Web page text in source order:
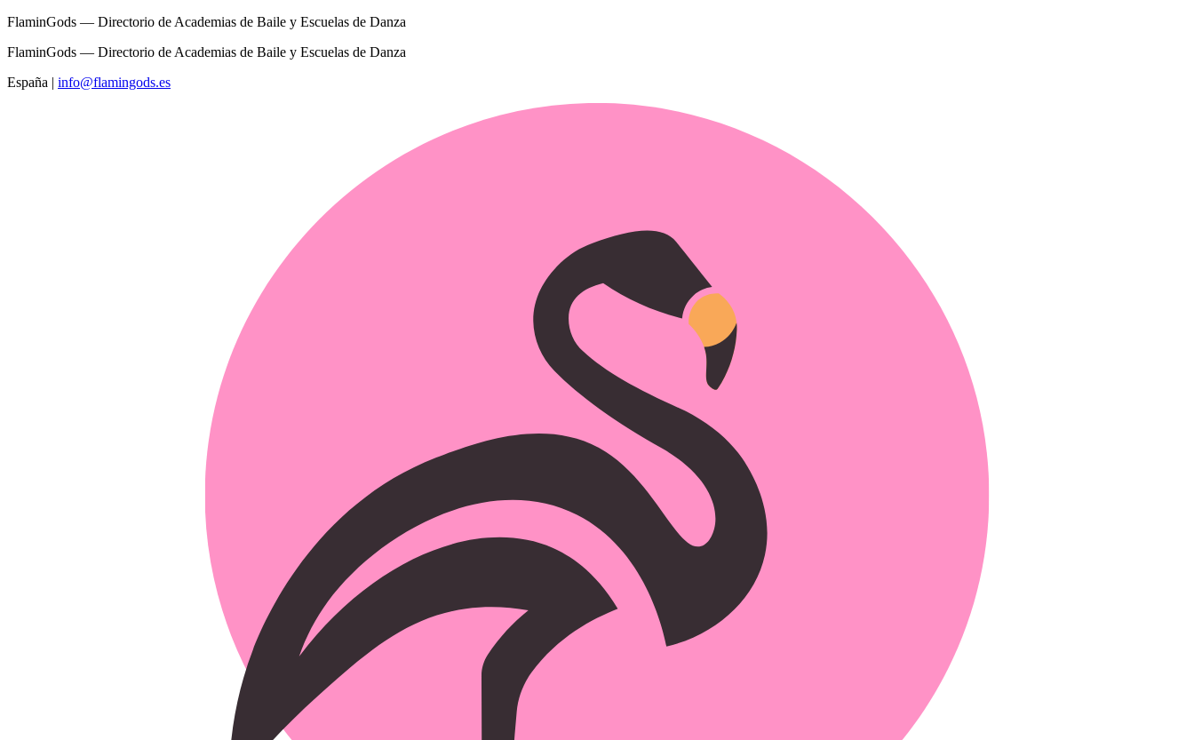
FlaminGods — Directorio de Academias de Baile y Escuelas de Danza
FlaminGods — Directorio de Academias de Baile y Escuelas de Danza
España | info@flamingods.es